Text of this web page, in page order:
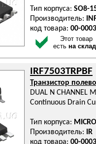
Тип корпуса: SO8-
Производитель:
код товара: 00-
Этот товар
есть на
IRF7503TRPBF
Транзистор
DUAL N CHANNEL
Continuous Drain
Тип корпуса:
Производитель:
IR
код товара: 00-